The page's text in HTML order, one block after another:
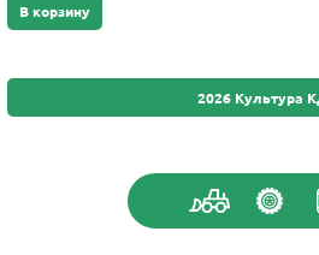
В корзину
2026 Культура